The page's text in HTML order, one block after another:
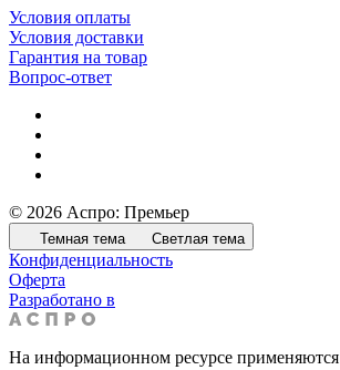
Условия оплаты
Условия доставки
Гарантия на товар
Вопрос-ответ
© 2026 Аспро: Премьер
Темная тема Светлая тема
Конфиденциальность
Оферта
Разработано в
На информационном ресурсе применяются